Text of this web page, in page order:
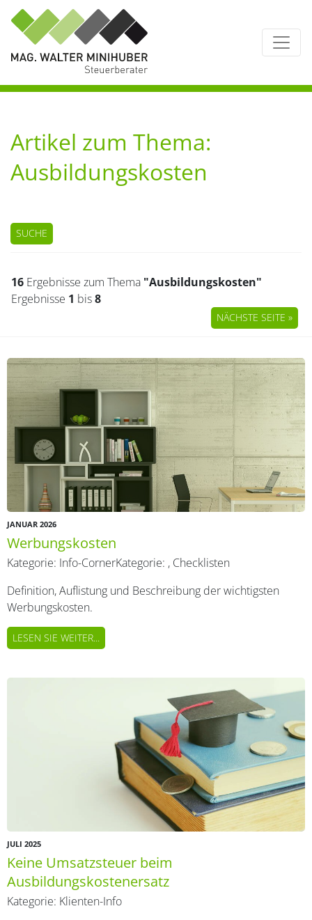
Artikel zum Thema:
Ausbildungskosten
SUCHE
16 Ergebnisse zum Thema "Ausbildungskosten"
Ergebnisse 1 bis8
NÄCHSTE SEITE »
JANUAR 2026
Werbungskosten
Kategorie: Info-CornerKategorie: , Checklisten
Definition, Auflistung und Beschreibung der wichtigsten
Werbungskosten.
LESEN SIE WEITER...
JULI 2025
Keine Umsatzsteuer beim
Ausbildungskostenersatz
Kategorie: Klienten-Info